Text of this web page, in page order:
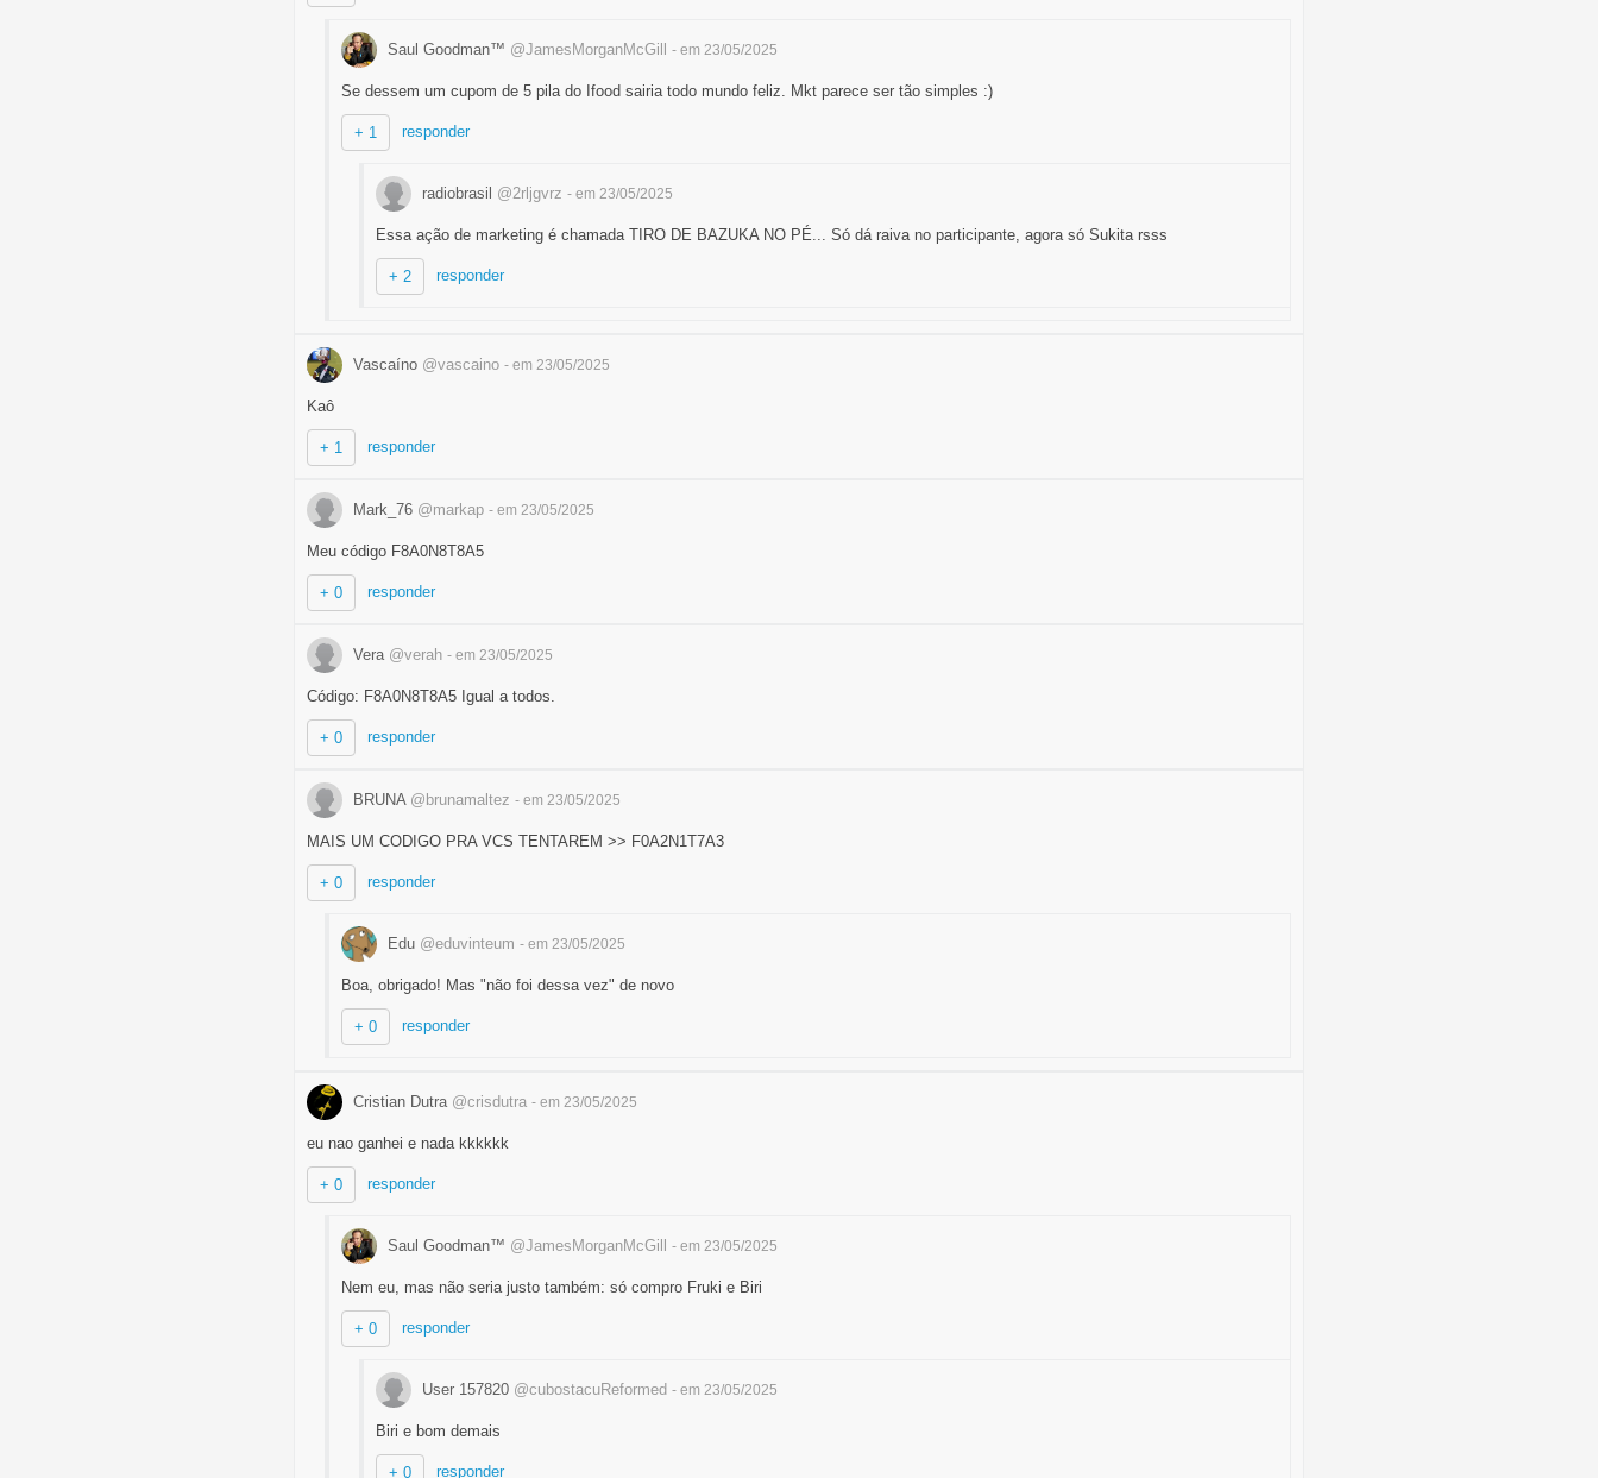
Saul Goodman™ @JamesMorganMcGill - em 23/05/2025
Se dessem um cupom de 5 pila do Ifood sairia todo mundo feliz. Mkt parece ser tão simples :)
+ 1 responder
radiobrasil @2rljgvrz - em 23/05/2025
Essa ação de marketing é chamada TIRO DE BAZUKA NO PÉ... Só dá raiva no participante, agora só Sukita rsss
+ 2 responder
Vascaíno @vascaino - em 23/05/2025
Kaô
+ 1 responder
Mark_76 @markap - em 23/05/2025
Meu código F8A0N8T8A5
+ 0 responder
Vera @verah - em 23/05/2025
Código: F8A0N8T8A5 Igual a todos.
+ 0 responder
BRUNA @brunamaltez - em 23/05/2025
MAIS UM CODIGO PRA VCS TENTAREM >> F0A2N1T7A3
+ 0 responder
Edu @eduvinteum - em 23/05/2025
Boa, obrigado! Mas "não foi dessa vez" de novo
+ 0 responder
Cristian Dutra @crisdutra - em 23/05/2025
eu nao ganhei e nada kkkkkk
+ 0 responder
Saul Goodman™ @JamesMorganMcGill - em 23/05/2025
Nem eu, mas não seria justo também: só compro Fruki e Biri
+ 0 responder
User 157820 @cubostacuReformed - em 23/05/2025
Biri e bom demais
+ 0 responder